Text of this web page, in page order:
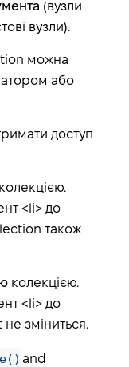
(вузли
вузли).
можна
або
доступ
колекцією.
<li> до
також
колекцією.
<li> до
зміниться.
and